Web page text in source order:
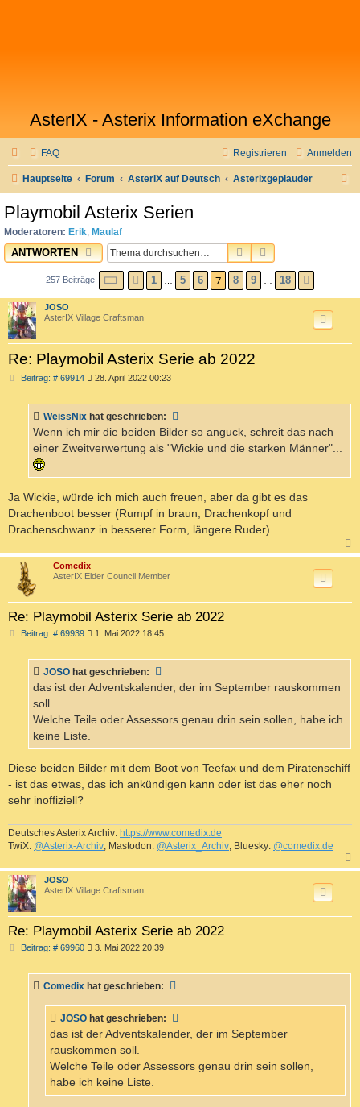
AsterIX - Asterix Information eXchange
FAQ Anmelden
Registrieren
Hauptseite Forum AsterIX auf Deutsch Asterixgeplauder
Playmobil Asterix Serien
Moderatoren: Erik, Maulaf
ANTWORTEN SUCHEERWEITERTE
257 Beiträge SEITE7 VON 18
VORHERIGE
1 … 5 6 7 8 9 … 18
JOSO
AsterIX Village Craftsman
Re: Playmobil Asterix Serie ab 2022
Beitrag: # 69914B
r
a
28. April 2022 00:23
WeissNix hat geschrieben:
Wenn ich mir die beiden Bilder so anguck, schreit das nach
einer Zweitverwertung als "Wickie und die starken Männer"...
Ja Wickie, würde ich mich auch freuen, aber da gibt es das
Drachenboot besser (Rumpf in braun, Drachenkopf und
Drachenschwanz in besserer Form, längere Ruder)
a
Comedix
AsterIX Elder Council Member
Re: Playmobil Asterix Serie ab 2022
Beitrag: # 69939B
r
a
1. Mai 2022 18:45
JOSO hat geschrieben:
das ist der Adventskalender, der im September rauskommen
soll.
Welche Teile oder Assessors genau drin sein sollen, habe ich
keine Liste.
Diese beiden Bilder mit dem Boot von Teefax und dem Piratenschiff
- ist das etwas, das ich ankündigen kann oder ist das eher noch
sehr inoffiziell?
Deutsches Asterix Archiv: https://www.comedix.de
TwiX: @Asterix-Archiv, Mastodon: @Asterix_Archiv, Bluesky: @comedix.de
a
JOSO
AsterIX Village Craftsman
Re: Playmobil Asterix Serie ab 2022
Beitrag: # 69960B
r
g
3. Mai 2022 20:39
Comedix hat geschrieben:
JOSO hat geschrieben:
das ist der Adventskalender, der im September
rauskommen soll.
Welche Teile oder Assessors genau drin sein sollen,
habe ich keine Liste.